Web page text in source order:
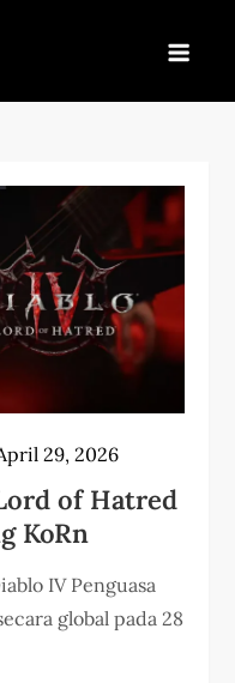
29, 2026
of Hatred
KoRn
IV Penguasa
global pada 28